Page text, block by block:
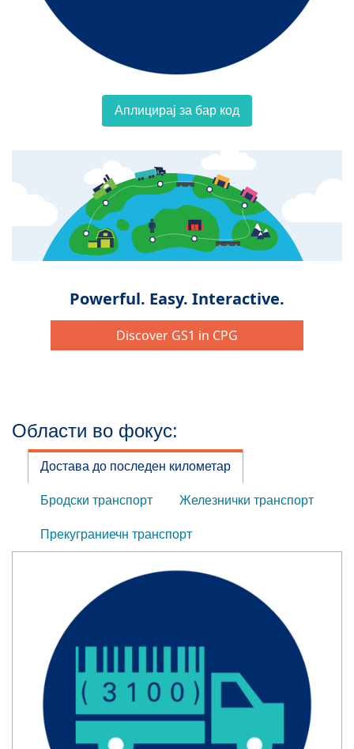
Аплицирај за бар код
Области во фокус:
Достава до последен километар
Бродски транспорт Железнички транспорт
Прекуграниечн транспорт